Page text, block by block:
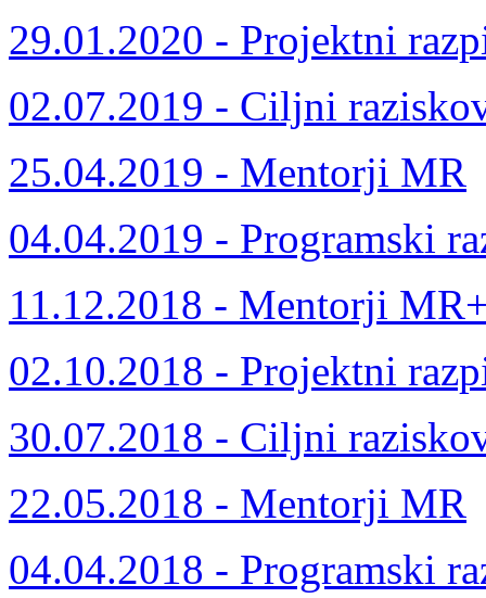
29.01.2020 - Projektni
02.07.2019 - Ciljni
25.04.2019 - Mentorji MR
04.04.2019 - Programski
11.12.2018 - Mentorji
02.10.2018 - Projektni
30.07.2018 - Ciljni
22.05.2018 - Mentorji MR
04.04.2018 - Programski